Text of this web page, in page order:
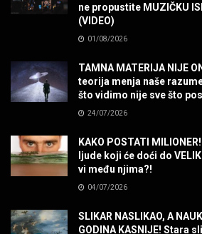
POVRATAK Iron Maiden
SENIDAHHH!
Miss You! Charlie Watts
MUZIKA
MUZIKA
ne propustite MUZIČKU
(VIDEO)
01/08/2026
TAMNA MATERIJA NIJE
teorija menja naše
što vidimo nije sve što
24/07/2026
KAKO POSTATI
ljude koji će doći do
vi među njima?!
04/07/2026
SLIKAR NASLIKAO, A
GODINA KASNIJE! Stara